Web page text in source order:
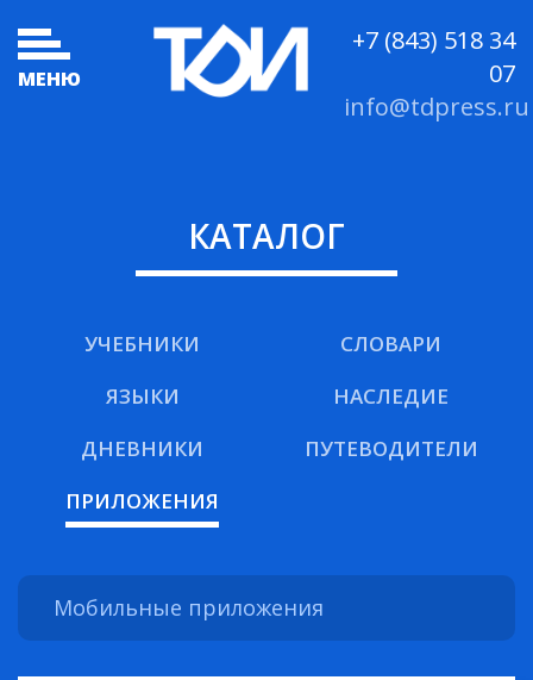
МЕНЮ
+7 (843) 518 34
07
info@tdpress.ru
КАТАЛОГ
УЧЕБНИКИ
СЛОВАРИ
ЯЗЫКИ
НАСЛЕДИЕ
ДНЕВНИКИ
ПУТЕВОДИТЕЛИ
ПРИЛОЖЕНИЯ
Мобильные приложения